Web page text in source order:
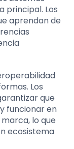
principal. Los
aprendan de
Los
que
funcionar en
lo que
ecosistema